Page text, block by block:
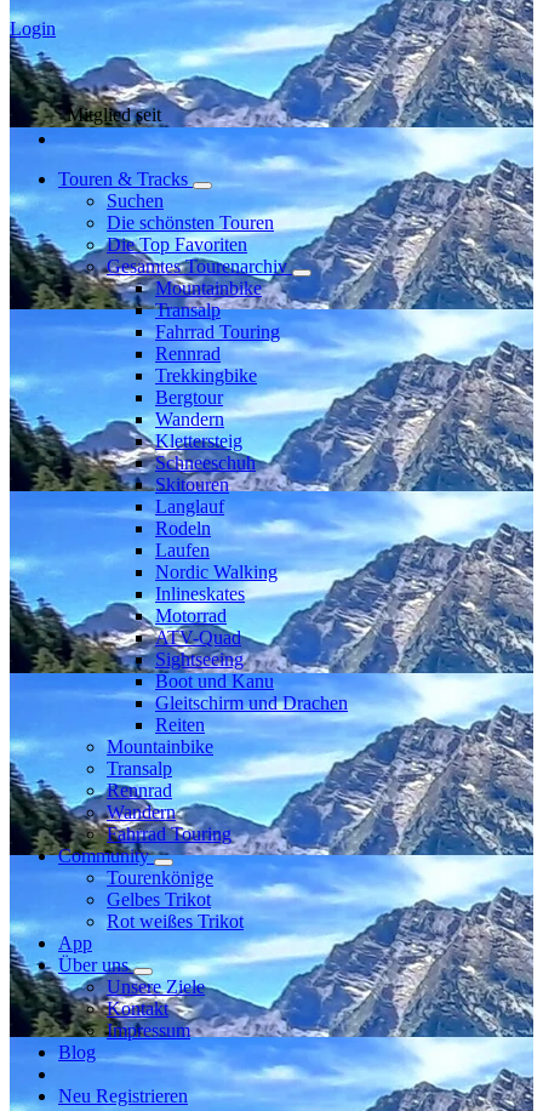
Login
Mitglied seit
Touren & Tracks
Suchen
Die schönsten Touren
Die Top Favoriten
Gesamtes Tourenarchiv
Mountainbike
Transalp
Fahrrad Touring
Rennrad
Trekkingbike
Bergtour
Wandern
Klettersteig
Schneeschuh
Skitouren
Langlauf
Rodeln
Laufen
Nordic Walking
Inlineskates
Motorrad
ATV-Quad
Sightseeing
Boot und Kanu
Gleitschirm und Drachen
Reiten
Mountainbike
Transalp
Rennrad
Wandern
Fahrrad Touring
Community
Tourenkönige
Gelbes Trikot
Rot weißes Trikot
App
Über uns
Unsere Ziele
Kontakt
Impressum
Blog
Neu Registrieren